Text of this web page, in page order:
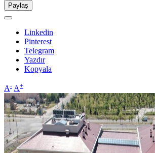
Paylaş
Linkedin
Pinterest
Telegram
Yazdır
Kopyala
A- A+